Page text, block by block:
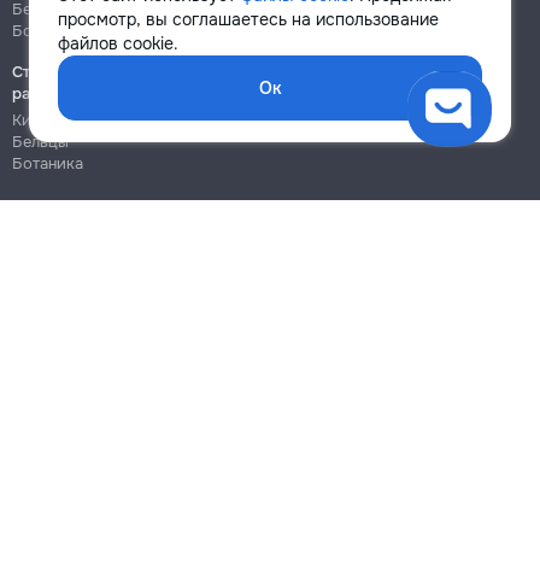
просмотр, вы соглашаетесь на использование
файлов cookie.
Ок
Бельцы
Ботаника
Ботаника
Строительно-монтажные
работы
Кишинёв
Бельцы
Ботаника